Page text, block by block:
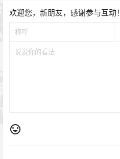
欢迎您，新朋友，感谢参与互动！